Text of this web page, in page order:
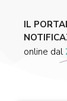
IL
online dal